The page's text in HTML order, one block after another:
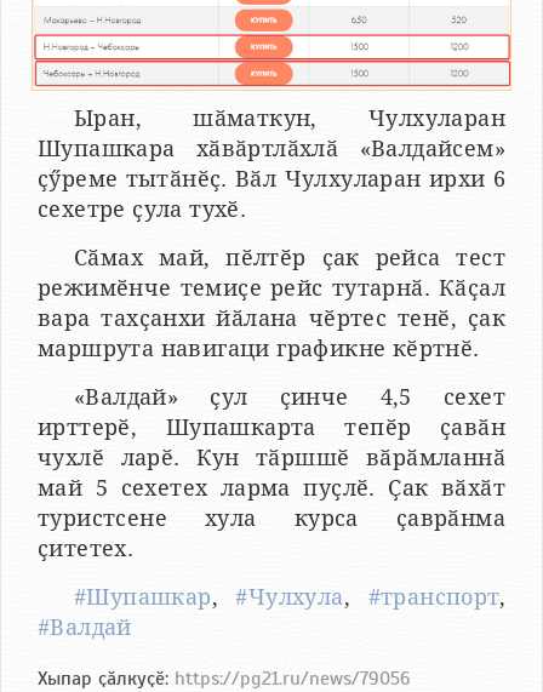
Ыран, шӑматкун, Чулхуларан
Шупашкара хӑвӑртлӑхлӑ «Валдайсем»
ҫӳреме тытӑнӗҫ. Вӑл Чулхуларан ирхи 6
сехетре ҫула тухӗ.
Сӑмах май, пӗлтӗр ҫак рейса тест
режимӗнче темиҫе рейс тутарнӑ. Кӑҫал
вара тахҫанхи йӑлана чӗртес тенӗ, ҫак
маршрута навигаци графикне кӗртнӗ.
«Валдай» ҫул ҫинче 4,5 сехет
ирттерӗ, Шупашкарта тепӗр ҫавӑн
чухлӗ ларӗ. Кун тӑршшӗ вӑрӑмланнӑ
май 5 сехетех ларма пуҫлӗ. Ҫак вӑхӑт
туристсене хула курса ҫаврӑнма
ҫитетех.
#Шупашкар,#Чулхула, #транспорт,
#Валдай
Хыпар ҫӑлкуҫӗ: https://pg21.ru/news/79056